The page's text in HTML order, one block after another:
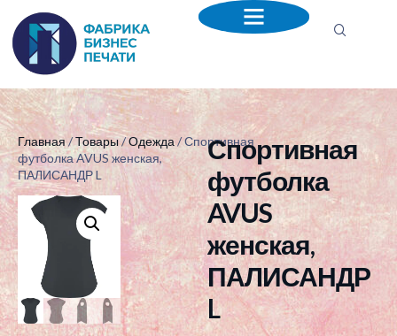
Главная/Товары/Одежда / Спортивная
футболка AVUS женская,
ПАЛИСАНДР L
Спортивная
футболка
AVUS
женская,
ПАЛИСАНДР
L